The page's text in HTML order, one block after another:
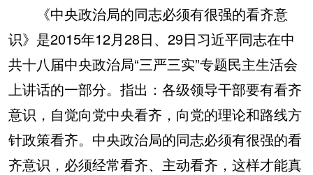
《中央政治局的同志必须有很强的看齐意
识》是2015年12月28日、29日习近平同志在中
共十八届中央政治局“三严三实”专题民主生活会
上讲话的一部分。指出：各级领导干部要有看齐
意识，自觉向党中央看齐，向党的理论和路线方
针政策看齐。中央政治局的同志必须有很强的看
齐意识，必须经常看齐、主动看齐，这样才能真